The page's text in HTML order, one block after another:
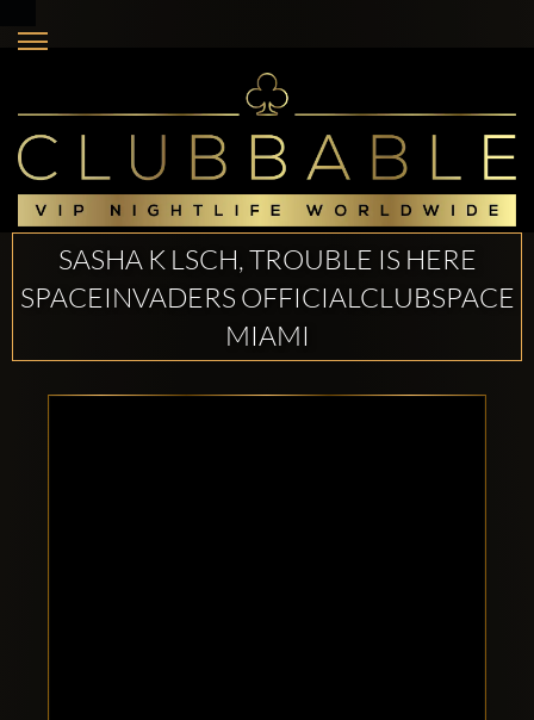
SASHA K LSCH, TROUBLE IS HERE
SPACEINVADERS OFFICIALCLUBSPACE
MIAMI